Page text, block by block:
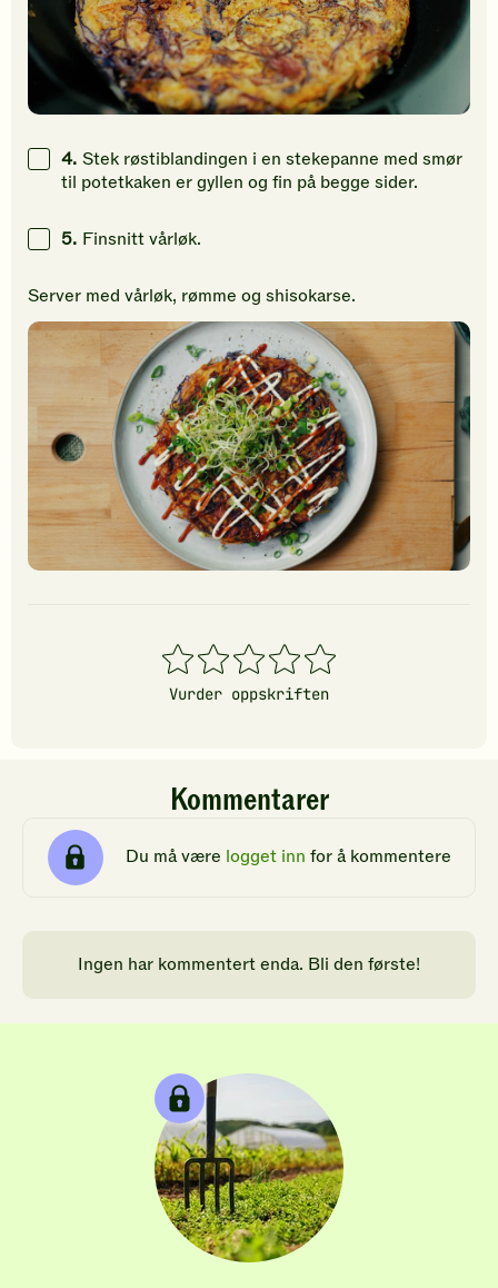
4. Stek røstiblandingen i en stekepanne med smør
til potetkaken er gyllen og fin på begge sider.
5. Finsnitt vårløk.
Server med vårløk, rømme og shisokarse.
1
stjerner
2
stjerner
3
stjerner
4
stjerner
5
stjerner
Vurder oppskriften
Kommentarer
Du må være logget inn for å kommentere
Ingen har kommentert enda. Bli den første!